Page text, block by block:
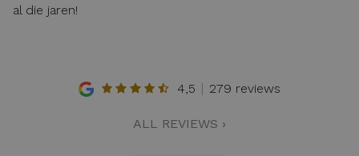
al die jaren!
4,5 279 reviews
ALL REVIEWS ›